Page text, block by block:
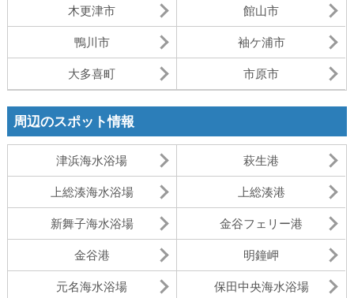
木更津市 館山市
鴨川市 袖ケ浦市
大多喜町 市原市
周辺のスポット情報
津浜海水浴場 萩生港
上総湊海水浴場 上総湊港
新舞子海水浴場 金谷フェリー港
金谷港 明鐘岬
元名海水浴場 保田中央海水浴場